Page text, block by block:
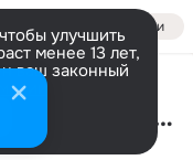
Войти
улучшить
менее 13 лет,
ваш законный
Смотри на небо (Club Version)